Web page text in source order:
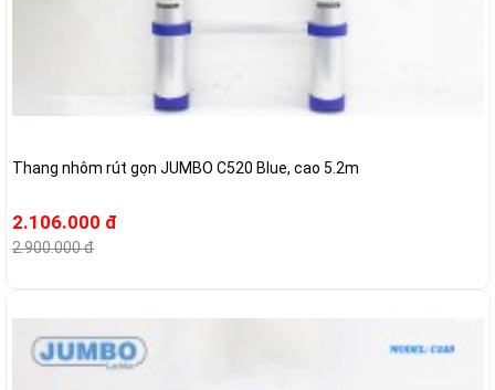
Thang nhôm rút gọn JUMBO C520 Blue, cao 5.2m
2.106.000 đ
2.900.000 đ